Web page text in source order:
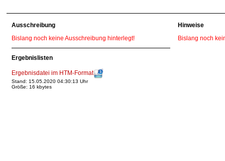
Ausschreibung
Bislang noch keine Ausschreibung hinterlegt!
Ergebnislisten
Ergebnisdatei im HTM-Format
Stand: 15.05.2020 04:30:13 Uhr
Größe: 16 kbytes
Hinweise
Bislang noch